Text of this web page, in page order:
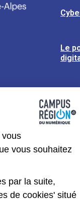
Le
vous
vous souhaitez
par la suite,
de cookies' situé